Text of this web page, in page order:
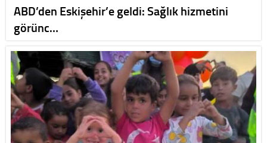
ABD’den Eskişehir’e geldi: Sağlık hizmetini
görünc…